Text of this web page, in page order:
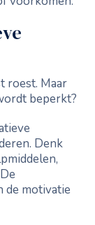
roest. Maar
beperkt?
Denk
de motivatie